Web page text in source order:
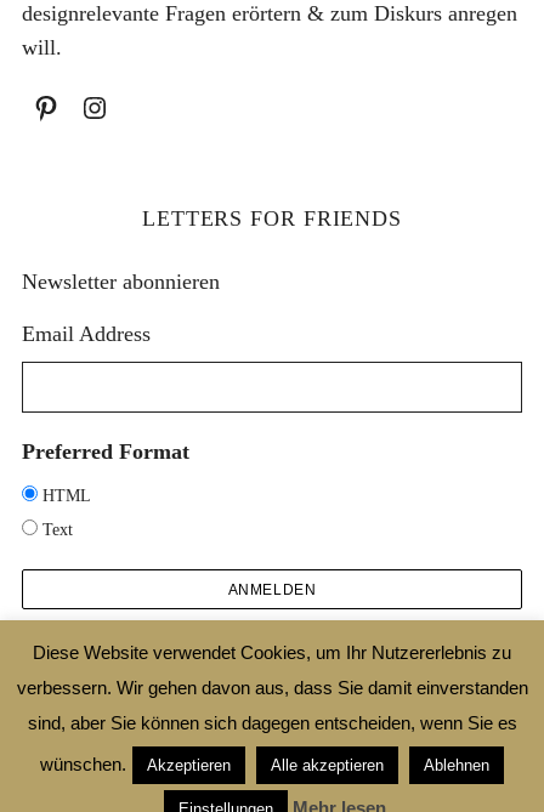
designrelevante Fragen erörtern & zum Diskurs anregen
will.
LETTERS FOR FRIENDS
Newsletter abonnieren
Email Address
Preferred Format
HTML
Text
2025 © DESIGNTHEORIE.NET |IMPRESSUM|DATENSCHUTZ|SHOP|AGB
|WIDERRUFSBELEHRUNG
ZURÜCK ZUM ANFANG
n
Diese Website verwendet Cookies, um Ihr Nutzererlebnis zu
verbessern. Wir gehen davon aus, dass Sie damit einverstanden
sind, aber Sie können sich dagegen entscheiden, wenn Sie es
wünschen.
Akzeptieren Alle akzeptieren Ablehnen
Mehr lesen